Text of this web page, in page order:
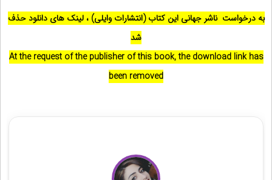
به درخواست ناشر جهانی این کتاب (انتشارات وایلی) ، لینک های دانلود حذف
شد
At the request of the publisher of this book, the download link has
been removed